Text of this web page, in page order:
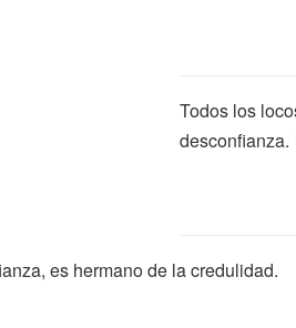
Todos los
desconfianza.
es hermano de la credulidad.